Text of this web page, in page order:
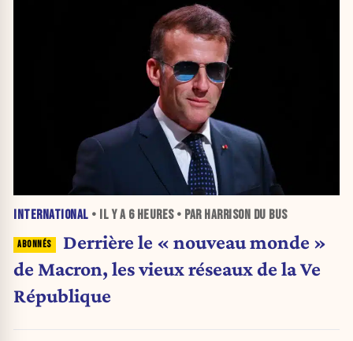
INTERNATIONAL • IL Y A 6 HEURES• PAR HARRISON DU BUS
Derrière le « nouveau monde »
de Macron, les vieux réseaux de la Ve
République